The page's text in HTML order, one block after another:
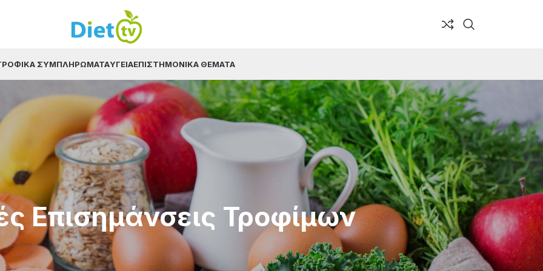
ΣΥΜΠΛΗΡΏΜΑΤΑΥΓΕΊΑΕΠΙΣΤΗΜΟΝΙΚΆ ΘΈΜΑΤΑ
Επισημάνσεις Τροφίμων